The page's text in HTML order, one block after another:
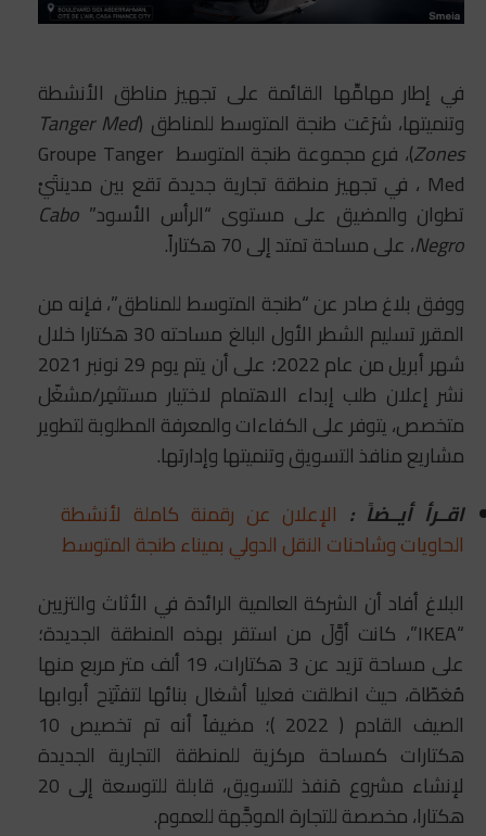
في إطار مهامِّها القائمة على تجهيز مناطق الأنشطة
وتنميتها، شرَعَت طنجة المتوسط للمناطق (Tanger Med
Zones
)، فرع مجموعة طنجة المتوسط Groupe Tanger
Med ، في تجهيز منطقة تجارية جديدة تقع بين مدينتَيْ
تطوان والمضيق على مستوى “الرأس الأسود” Cabo
Negro، على مساحة تمتد إلى 70 هكتاراً.
ووفق بلاغ صادر عن “طنجة المتوسط للمناطق”، فإنه من
المقرر تسليم الشطر الأول البالغ مساحته 30 هكتارا خلال
شهر أبريل من عام 2022؛ على أن يتم يوم 29 نونبر 2021
نشر إعلان طلب إبداء الاهتمام لاختيار مستثمِر/مشغّل
متخصص، يتوفر على الكفاءات والمعرفة المطلوبة لتطوير
مشاريع منافذ التسويق وتنميتها وإدارتها.
اقــرأ أيــضاً : الإعلان عن رقمنة كاملة لأنشطة
الحاويات وشاحنات النقل الدولي بميناء طنجة المتوسط
البلاغ أفاد أن الشركة العالمية الرائدة في الأثاث والتزيين
“IKEA”، كانت أوَّلَ من استقر بهذه المنطقة الجديدة؛
على مساحة تزيد عن 3 هكتارات، 19 ألف متر مربع منها
مُغطّاة، حيث انطلقت فعليا أشغال بنائها لتفتَتِح أبوابها
الصيف القادم ( 2022 )؛ مضيفاً أنه تم تخصيص 10
هكتارات كمساحة مركزية للمنطقة التجارية الجديدة
لإنشاء مشروع مَنفذ للتسويق، قابلة للتوسعة إلى 20
هكتارا، مخصصة للتجارة الموجَّهة للعموم.